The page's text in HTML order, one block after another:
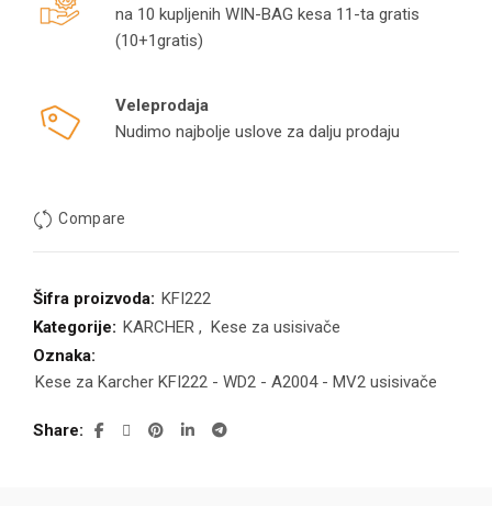
na 10 kupljenih WIN-BAG kesa 11-ta gratis
(10+1gratis)
Veleprodaja
Nudimo najbolje uslove za dalju prodaju
Compare
Šifra proizvoda: KFI222
Kategorije: KARCHER ,
Kese za usisivače
Oznaka:
Kese za Karcher KFI222 - WD2 - A2004 - MV2 usisivače
Share